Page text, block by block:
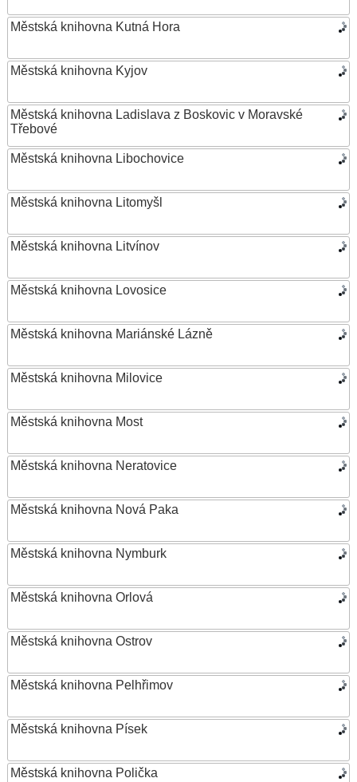
Městská knihovna Kutná Hora
Městská knihovna Kyjov
Městská knihovna Ladislava z Boskovic v Moravské
Třebové
Městská knihovna Libochovice
Městská knihovna Litomyšl
Městská knihovna Litvínov
Městská knihovna Lovosice
Městská knihovna Mariánské Lázně
Městská knihovna Milovice
Městská knihovna Most
Městská knihovna Neratovice
Městská knihovna Nová Paka
Městská knihovna Nymburk
Městská knihovna Orlová
Městská knihovna Ostrov
Městská knihovna Pelhřimov
Městská knihovna Písek
Městská knihovna Polička